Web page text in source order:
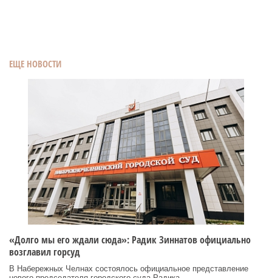
ЕЩЕ НОВОСТИ
«Долго мы его ждали сюда»: Радик Зиннатов официально
возглавил горсуд
В Набережных Челнах состоялось официальное представление